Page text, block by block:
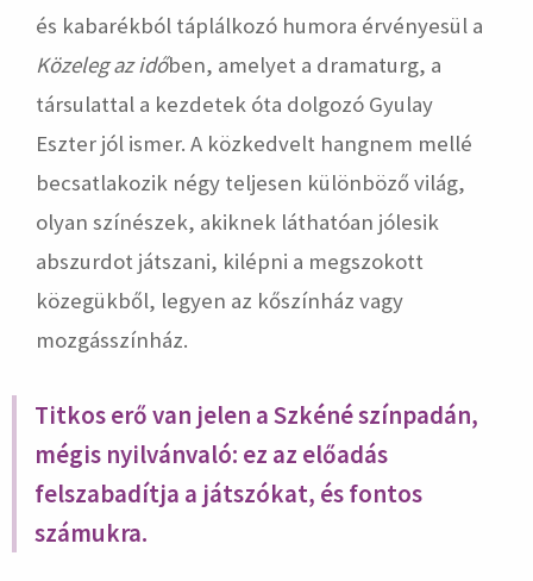
és kabarékból táplálkozó humora érvényesül a
Közeleg az időben, amelyet a dramaturg, a
társulattal a kezdetek óta dolgozó Gyulay
Eszter jól ismer. A közkedvelt hangnem mellé
becsatlakozik négy teljesen különböző világ,
olyan színészek, akiknek láthatóan jólesik
abszurdot játszani, kilépni a megszokott
közegükből, legyen az kőszínház vagy
mozgásszínház.
Titkos erő van jelen a Szkéné színpadán,
mégis nyilvánvaló: ez az előadás
felszabadítja a játszókat, és fontos
számukra.